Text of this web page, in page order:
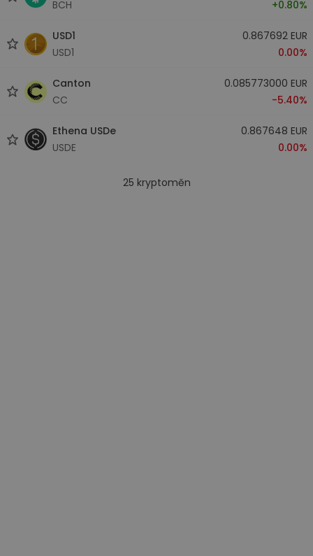
BCH
+0.80%
USD1
USD1
0.867692 EUR
0.00%
Canton
CC
0.085773000 EUR
-5.40%
Ethena USDe
USDE
0.867648 EUR
0.00%
25 kryptoměn